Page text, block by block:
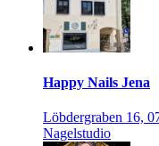
Happy Nails Jena
Löbdergraben 16,
Nagelstudio